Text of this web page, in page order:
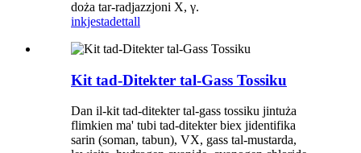
doża tar-radjazzjoni X, γ.
inkjestadettall
Kit tad-Ditekter tal-Gass Tossiku
Dan il-kit tad-ditekter tal-gass tossiku jintuża
flimkien ma' tubi tad-ditekter biex jidentifika
sarin (soman, tabun), VX, gass tal-mustarda,